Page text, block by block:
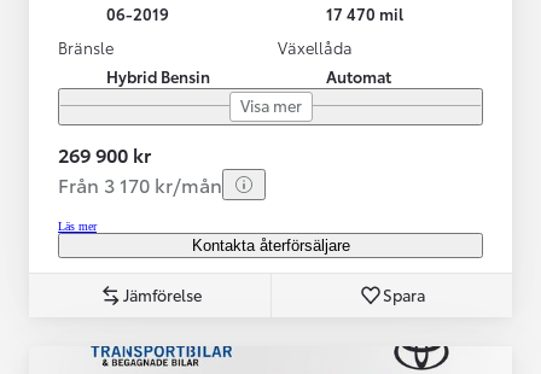
06-2019
17 470 mil
Bränsle
Hybrid Bensin
Växellåda
Automat
Visa mer
269 900 kr
Från 3 170 kr/mån
Läs mer
Kontakta återförsäljare
Jämförelse Spara